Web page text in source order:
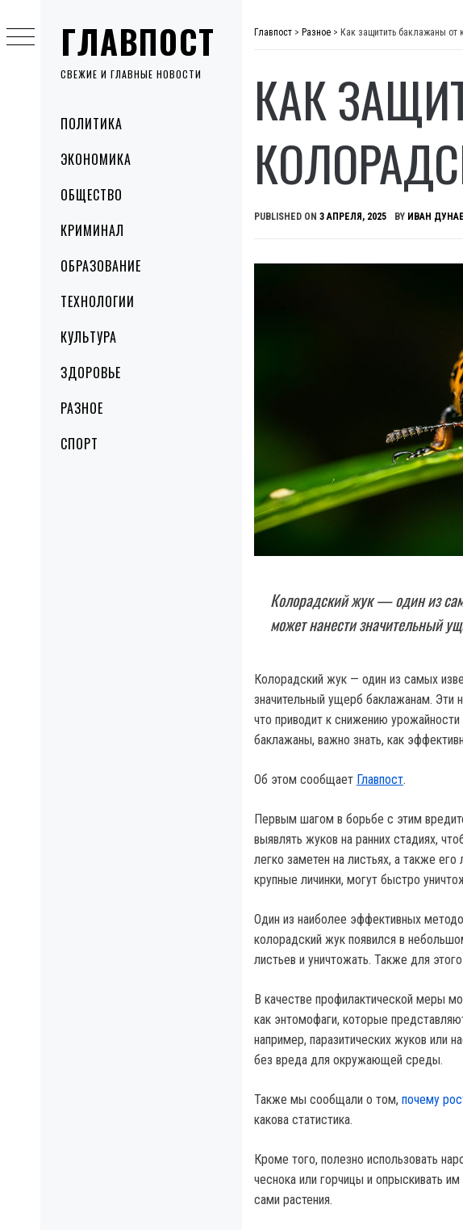
ГЛАВПОСТ
СВЕЖИЕ И ГЛАВНЫЕ НОВОСТИ
MenuПОЛИТИКА
ЭКОНОМИКА
ОБЩЕСТВО
КРИМИНАЛ
ОБРАЗОВАНИЕ
ТЕХНОЛОГИИ
КУЛЬТУРА
ЗДОРОВЬЕ
РАЗНОЕ
СПОРТ
to
content
Главпост > Разное > Как защитить баклажаны от
КАК
PUBLISHED ON 3 АПРЕЛЯ, 2025 BY ИВАН
Колорадский жук — один из
может нанести значительный
Колорадский жук — один из самых
значительный ущерб баклажанам. Эти
что приводит к снижению
баклажаны, важно знать, как
Об этом сообщает Главпост.
Первым шагом в борьбе с этим
выявлять жуков на ранних стадиях,
легко заметен на листьях, а также
крупные личинки, могут быстро
Один из наиболее эффективных
колорадский жук появился в
листьев и уничтожать. Также для
В качестве профилактической меры
как энтомофаги, которые
например, паразитических жуков или
без вреда для окружающей среды.
Также мы сообщали о том, почему
какова статистика.
Кроме того, полезно использовать
чеснока или горчицы и опрыскивать
сами растения.